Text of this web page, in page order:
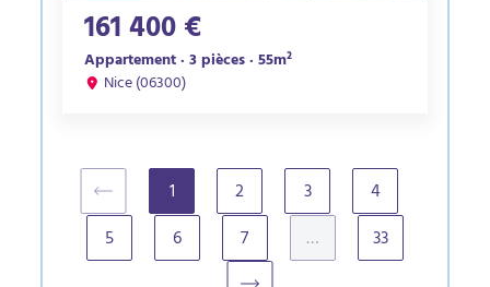
161 400 €
Appartement · 3 pièces · 55m²
Nice (06300)
1(current)2 3
4
5
6 7 … 33